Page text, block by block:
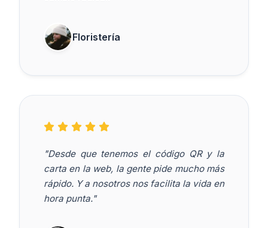
Floristería
"Desde que tenemos el código QR y la
carta en la web, la gente pide mucho más
rápido. Y a nosotros nos facilita la vida en
hora punta."